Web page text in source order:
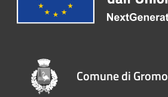
Comune di Gromo